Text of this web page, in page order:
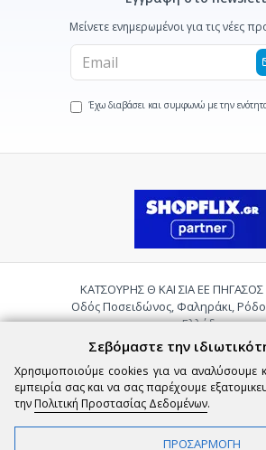
Μείνετε ενημερωμένοι για τις νέες
Έχω διαβάσει και συμφωνώ με την
ΚΑΤΣΟΥΡΗΣ Θ ΚΑΙ ΣΙΑ ΕΕ
Οδός Ποσειδώνος, Φαληράκι,
Ελλάδα
Τηλ.:2241085059
Email:
Σεβόμαστε την
Χρησιμοποιούμε cookies για να αναλύσουμε
εμπειρία σας και να σας παρέχουμε
την Πολιτική Προστασίας Δεδομένων.
ΠΡΟΣΑΡΜΟΓΗ